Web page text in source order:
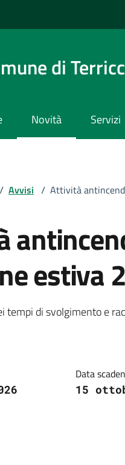
di
Novità Servizi
/ Avvisi / Attività
estiva
della
tempi di svolgimento e
Data
15